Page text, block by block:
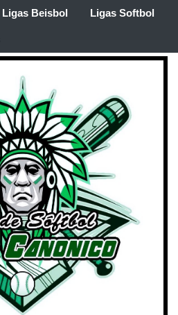
Ligas Beisbol Ligas Softbol